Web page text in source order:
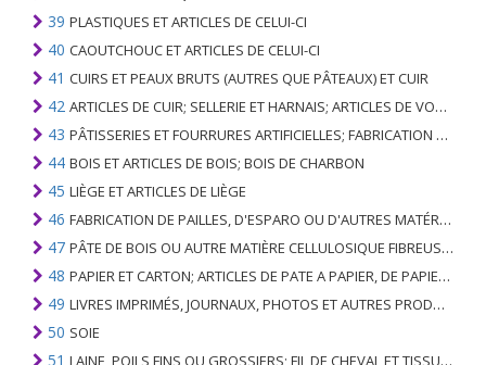
39 PLASTIQUES ET ARTICLES DE CELUI-CI
40 CAOUTCHOUC ET ARTICLES DE CELUI-CI
41 CUIRS ET PEAUX BRUTS (AUTRES QUE PÂTEAUX) ET CUIR
42 ARTICLES DE CUIR; SELLERIE ET ​​HARNAIS; ARTICLES DE VOYAGE, SACS À MAIN ET RÉCIPIENTS ANALOGUES; ARTICLES DE GUT ANIMAL (AUTRE QUE GUT DE SOIE-VERT)
43 PÂTISSERIES ET FOURRURES ARTIFICIELLES; FABRICATION DE CELLES-CI
44 BOIS ET ARTICLES DE BOIS; BOIS DE CHARBON
45 LIÈGE ET ARTICLES DE LIÈGE
46 FABRICATION DE PAILLES, D'ESPARO OU D'AUTRES MATÉRIAUX DE COULÉE; BASKETWARE ET WICKERWORK
47 PÂTE DE BOIS OU AUTRE MATIÈRE CELLULOSIQUE FIBREUSE; PAPIER OU CARTON RÉCUPÉRÉ (DÉCHETS ET DÉCHETS)
48 PAPIER ET CARTON; ARTICLES DE PATE A PAPIER, DE PAPIER OU DE CARTON
49 LIVRES IMPRIMÉS, JOURNAUX, PHOTOS ET AUTRES PRODUITS DE L'INDUSTRIE DE L'IMPRIMERIE; MANUSCRITS, TYPESCRIPTS ET PLANS
50 SOIE
51 LAINE, POILS FINS OU GROSSIERS; FIL DE CHEVAL ET TISSU TISSÉ